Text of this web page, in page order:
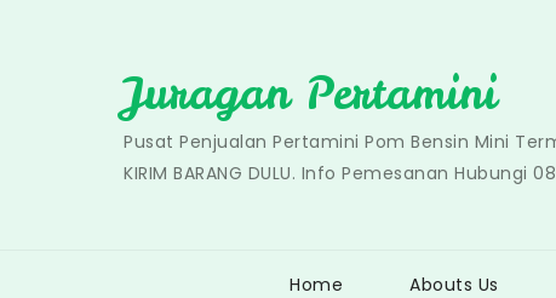
Juragan Pertamini
Pusat Penjualan Pertamini Pom Bensin Mini
KIRIM BARANG DULU. Info Pemesanan Hubungi
Home Abouts Us